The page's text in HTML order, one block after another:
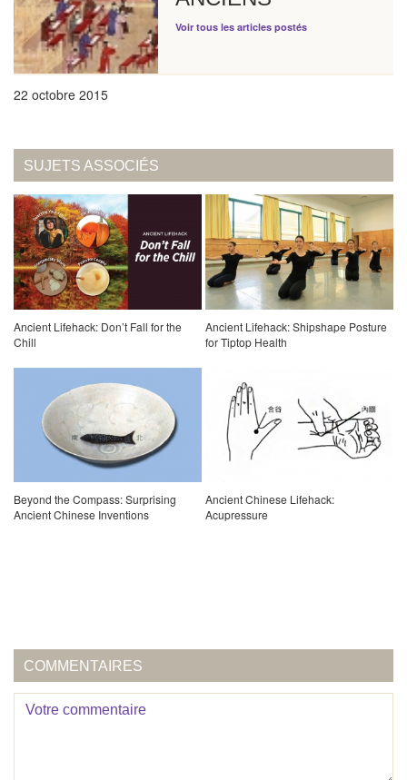
Voir tous les articles postés
22 octobre 2015
SUJETS ASSOCIÉS
Ancient Lifehack: Don’t Fall for the
Chill
Ancient Lifehack: Shipshape Posture
for Tiptop Health
Beyond the Compass: Surprising
Ancient Chinese Inventions
Ancient Chinese Lifehack:
Acupressure
COMMENTAIRES